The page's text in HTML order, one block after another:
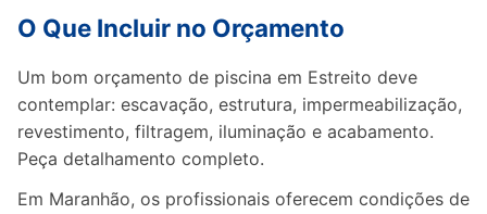
O Que Incluir no Orçamento
Um bom orçamento de piscina em Estreito deve
contemplar: escavação, estrutura, impermeabilização,
revestimento, filtragem, iluminação e acabamento.
Peça detalhamento completo.
Em Maranhão, os profissionais oferecem condições de